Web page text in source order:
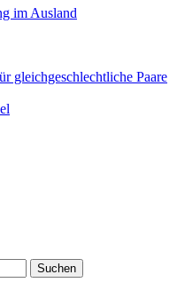
im Ausland
gleichgeschlechtliche Paare